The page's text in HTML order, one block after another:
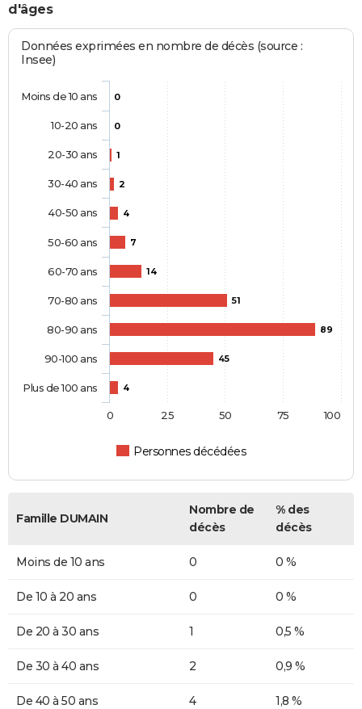
d'âges
Données exprimées en nombre de décès (source :
Insee)
0
0
1
2
4
7
14
51
89
45
4
Personnes décédées
Moins de 10 ans
10-20 ans
20-30 ans
30-40 ans
40-50 ans
50-60 ans
60-70 ans
70-80 ans
80-90 ans
90-100 ans
Plus de 100 ans
0 100
25 50 75
Famille DUMAIN
Nombre de
décès
% des
décès
Moins de 10 ans 0 0 %
De 10 à 20 ans 0 0 %
De 20 à 30 ans 1 0,5 %
De 30 à 40 ans 2 0,9 %
De 40 à 50 ans 4 1,8 %